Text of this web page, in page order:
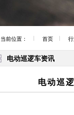
当前位置： 首页
电动巡逻车资讯
电动巡